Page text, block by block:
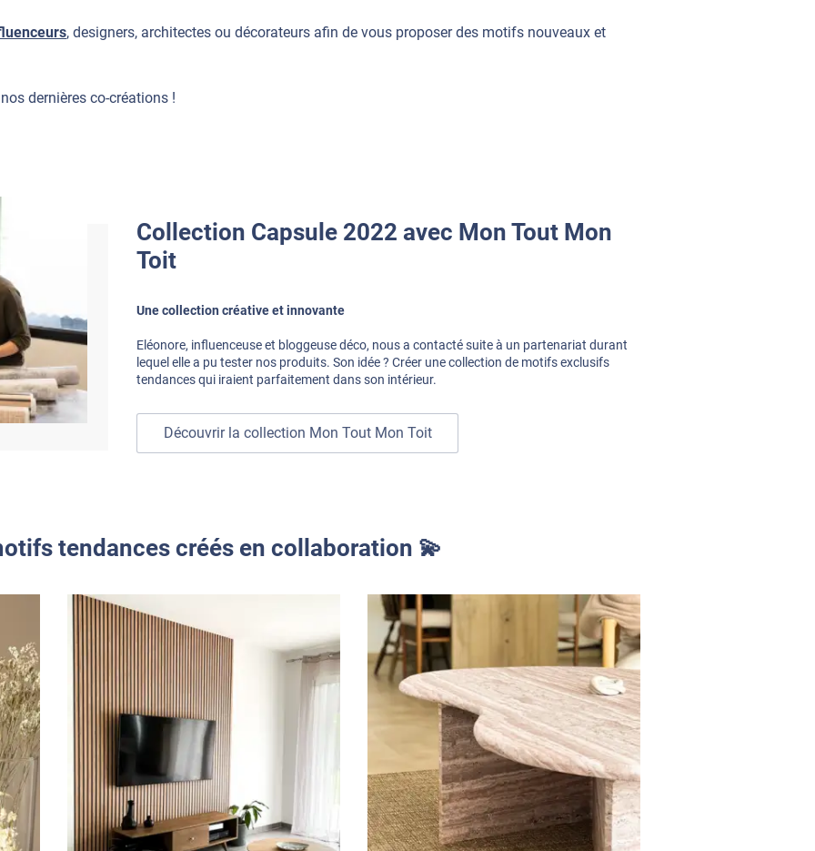
, designers, architectes ou décorateurs afin de vous proposer des motifs nouveaux et
dernières co-créations !
Collection Capsule 2022 avec Mon Tout Mon
Toit
Une collection créative et innovante
Eléonore, influenceuse et bloggeuse déco, nous a contacté suite à un partenariat durant
lequel elle a pu tester nos produits. Son idée ? Créer une collection de motifs exclusifs
tendances qui iraient parfaitement dans son intérieur.
Découvrir la collection Mon Tout Mon Toit
tendances créés en collaboration 💫